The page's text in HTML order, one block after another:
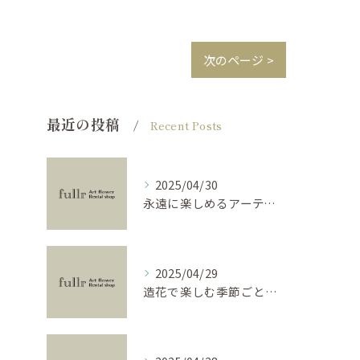
次のページ >
最近の投稿 Recent Posts
2025/04/30
永遠に楽しめるアーティフィシャルフラワーの使い方
2025/04/29
造花で楽しむ季節ごとのインテリア